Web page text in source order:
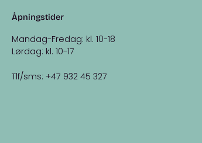
Åpningstider
Mandag-Fredag: kl. 10-18
Lørdag: kl. 10-17
Tlf/sms: +47 932 45 327